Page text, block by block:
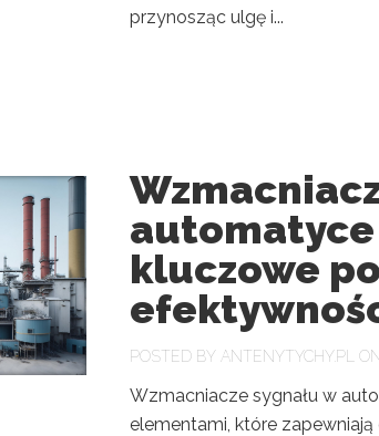
przynosząc ulgę i...
automatyce
kluczowe
POSTED BY ANTENYTYCHY.PL
Wzmacniacze sygnału w
elementami, które